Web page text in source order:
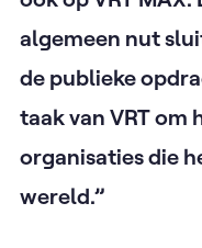
algemeen nut
de publieke
taak van VRT om
organisaties die
wereld.”